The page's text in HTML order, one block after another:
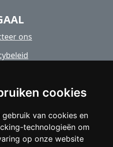
cookies
gebruik van cookies en
technologieën om
op onze website
ons
images